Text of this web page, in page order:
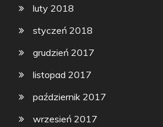
luty 2018
styczeń 2018
grudzień 2017
listopad 2017
październik 2017
wrzesień 2017